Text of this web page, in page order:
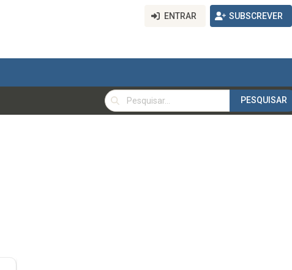
ENTRAR SUBSCREVER
PESQUISAR
PESQUISAR